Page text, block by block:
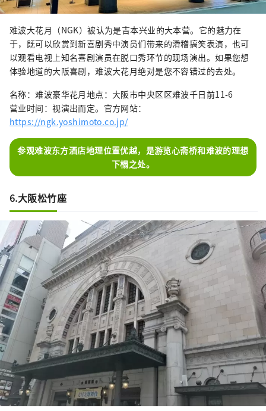
难波大花月（NGK）被认为是吉本兴业的大本营。它的魅力在
于，既可以欣赏到新喜剧秀中演员们带来的滑稽搞笑表演，也可
以观看电视上知名喜剧演员在脱口秀环节的现场演出。如果您想
体验地道的大阪喜剧，难波大花月绝对是您不容错过的去处。
名称：难波豪华花月地点：大阪市中央区区难波千日前11-6
营业时间：视演出而定。官方网站：
https://ngk.yoshimoto.co.jp/
参观难波东方酒店地理位置优越，是游览心斋桥和难波的理想
下榻之处。
6.大阪松竹座